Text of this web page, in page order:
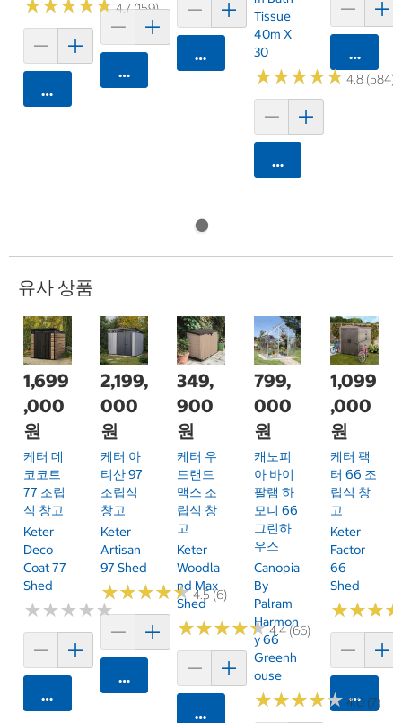
★★★★★
★★★★★4.7 (159)
카트에 담기
카트에 담기
카트에 담기
Tissue
40m X
30
★★★★★
★★★★★4.8 (584)
카트에 담기
카트에
유사 상품
1,699
,000
원
케터 데
코코트
77 조립
식 창고
Keter
Deco
Coat 77
Shed
★★★★★
★★★★★
카트에 담기
2,199,
000
원
케터 아
티산 97
조립식
창고
Keter
Artisan
97 Shed
★★★★★
★★★★★4.5 (6)
카트에 담기
349,
900
원
케터 우
드랜드
맥스 조
립식 창
고
Keter
Woodla
Nd Max
Shed
★★★★★
★★★★★4.4 (66)
카트에 담기
799,
000
원
캐노피
아 바이
팔램 하
모니 66
그린하
우스
Canopia
By
Palram
Harmon
Y 66
Greenh
Ouse
★★★★★
★★★★★ 4.0 (7)
1,099
,000
원
케터 팩
터 66 조
립식 창
고
Keter
Factor
66
Shed
★★★
★★★
카트에